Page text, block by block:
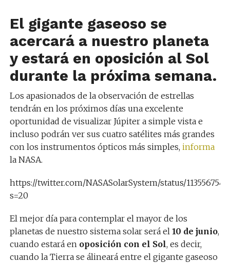
El gigante gaseoso se
acercará a nuestro planeta
y estará en oposición al Sol
durante la próxima semana.
Los apasionados de la observación de estrellas
tendrán en los próximos días una excelente
oportunidad de visualizar Júpiter a simple vista e
incluso podrán ver sus cuatro satélites más grandes
con los instrumentos ópticos más simples, informa
la NASA.
https://twitter.com/NASASolarSystem/status/
s=20
El mejor día para contemplar el mayor de los
planetas de nuestro sistema solar será el 10 de junio,
cuando estará en oposición con el Sol, es decir,
cuando la Tierra se álineará entre el gigante gaseoso